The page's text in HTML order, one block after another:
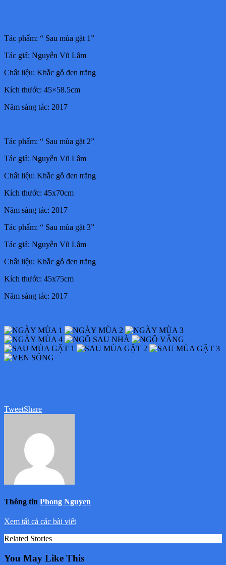
Tác phẩm: “ Sau mùa gặt 1”
Tác giả: Nguyễn Vũ Lâm
Chất liệu: Khắc gỗ đen trắng
Kích thước: 45×58.5cm
Năm sáng tác: 2017
Tác phẩm: “ Sau mùa gặt 2”
Tác giả: Nguyễn Vũ Lâm
Chất liệu: Khắc gỗ đen trắng
Kích thước: 45x70cm
Năm sáng tác: 2017
Tác phẩm: “ Sau mùa gặt 3”
Tác giả: Nguyễn Vũ Lâm
Chất liệu: Khắc gỗ đen trắng
Kích thước: 45x75cm
Năm sáng tác: 2017
TweetShare
Thông tin Phong Nguyen
Xem tất cả các bài viết
Related Stories
You May Like This